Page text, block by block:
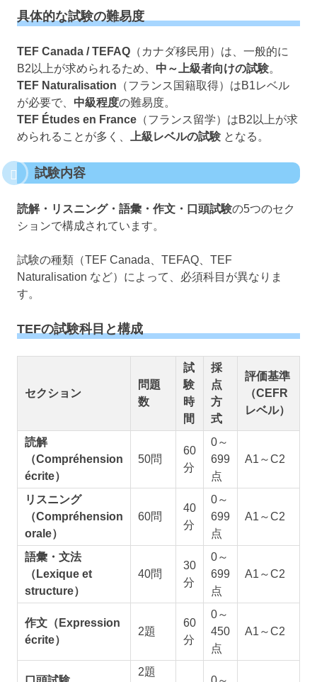
具体的な試験の難易度
TEF Canada / TEFAQ （カナダ移民用）は、一般的に
B2以上が求められるため、 中～上級者向けの試験。
TEF Naturalisation （フランス国籍取得）はB1レベル
が必要で、 中級程度の難易度。
TEF Études en France （フランス留学）はB2以上が求
められることが多く、
上級レベルの試験 となる。
試験内容
読解・リスニング・語彙・作文・口頭試験の5つのセク
ションで構成されています。
試験の種類（TEF Canada、TEFAQ、TEF
Naturalisation など）によって、必須科目が異なりま
す。
TEFの試験科目と構成
セクション
問題
数
試
験
時
間
採
点
方
式
評価基準
（CEFR
レベル）
読解
（Compréhension
écrite）
50問
60
分
0～
699
点
A1～C2
リスニング
（Compréhension
orale）
60問
40
分
0～
699
点
A1～C2
語彙・文法
（Lexique et
structure）
40問
30
分
0～
699
点
A1～C2
作文（Expression
écrite）
2題
60
分
0～
450
点
A1～C2
2題